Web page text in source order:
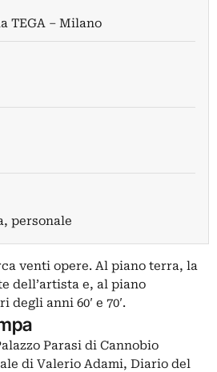
TEGA – Milano
personale
venti opere. Al piano terra, la
dell’artista e, al piano
anni 60′ e 70′.
Parasi di Cannobio
di Valerio Adami, Diario del